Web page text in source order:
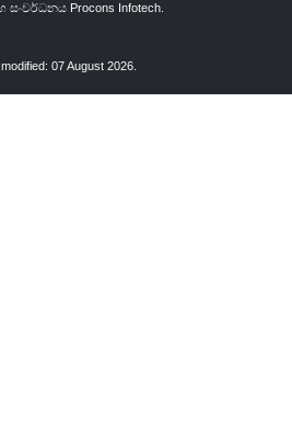
සංවර්ධනය Procons Infotech.
07 August 2026.